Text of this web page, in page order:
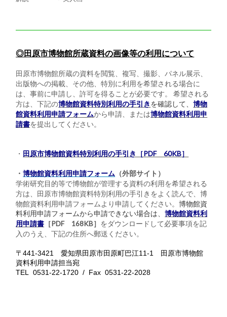
◎田原市博物館所蔵資料の画像等の利用について
田原市博物館所蔵の資料を閲覧、複写、撮影、パネル展示、
出版物への掲載、その他、特別に利用を希望される場合に
は、事前に申請し、許可を得ることが必要です。 希望される
方は、下記の博物館資料特別利用の手引きを確認して、博物
館資料利用申請フォームから申請、または博物館資料利用申
請書を提出してください。
・ 田原市博物館資料特別利用の手引き［PDF 60KB］
・博物館資料利用申請フォーム （外部サイト）
学術研究目的等で博物館が管理する資料の利用を希望される
方は、田原市博物館資料特別利用の手引きをよく読んで、博
物館資料利用申請フォームより申請してください。博物館資
料利用申請フォームから申請できない場合は、博物館資料利
用申請書 ［PDF 168KB］ をダウンロードして必要事項を記
入のうえ、下記の住所へ郵送ください。
〒441-3421 愛知県田原市田原町巴江11-1 田原市博物館
資料利用申請担当宛
TEL 0531-22-1720 / Fax 0531-22-2028